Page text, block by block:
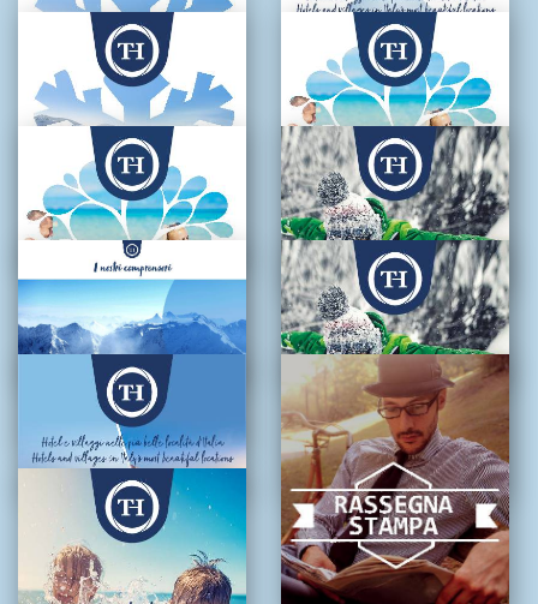
TH Campiglio
Flyer TH Resorts
Catalogo TH Resorts
– Inverno
New Summer
Catalog TH Resorts
Catalogo Estate 2019
– TH Resorts
New Winter Catalog
TH Resorts
I nostri comprensori
Nuovo Catalogo
Inverno TH Resorts